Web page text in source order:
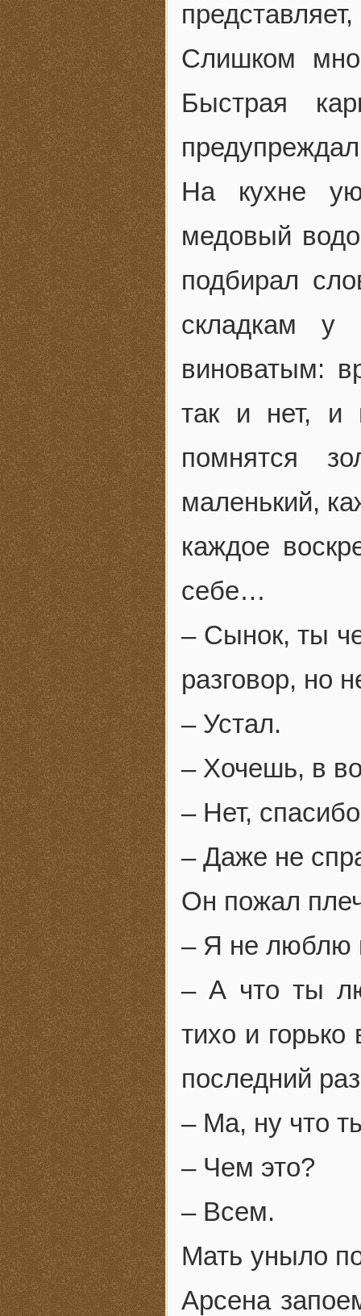
Слишком
Быстрая
На кухне
медовый
подбирал
складкам у
виноватым:
так и нет, и
помнятся
маленький,
каждое
себе…
– Сынок, ты
разговор, но
– Устал.
– Хочешь, в
– Нет,
– Даже не
Он пожал
– Я не люблю
– А что ты
тихо и
последний
– Ма, ну что
– Чем это?
– Всем.
Мать уныло
Арсена